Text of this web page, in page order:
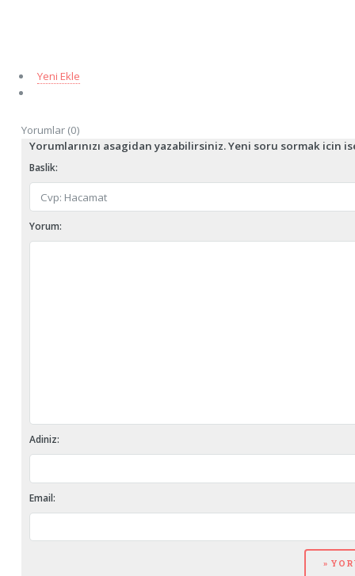
Yeni Ekle
Yorumlar (0)
Yorumlarınızı asagidan yazabilirsiniz. Yeni soru sormak icin
Baslik:
Yorum:
Adiniz:
Email: